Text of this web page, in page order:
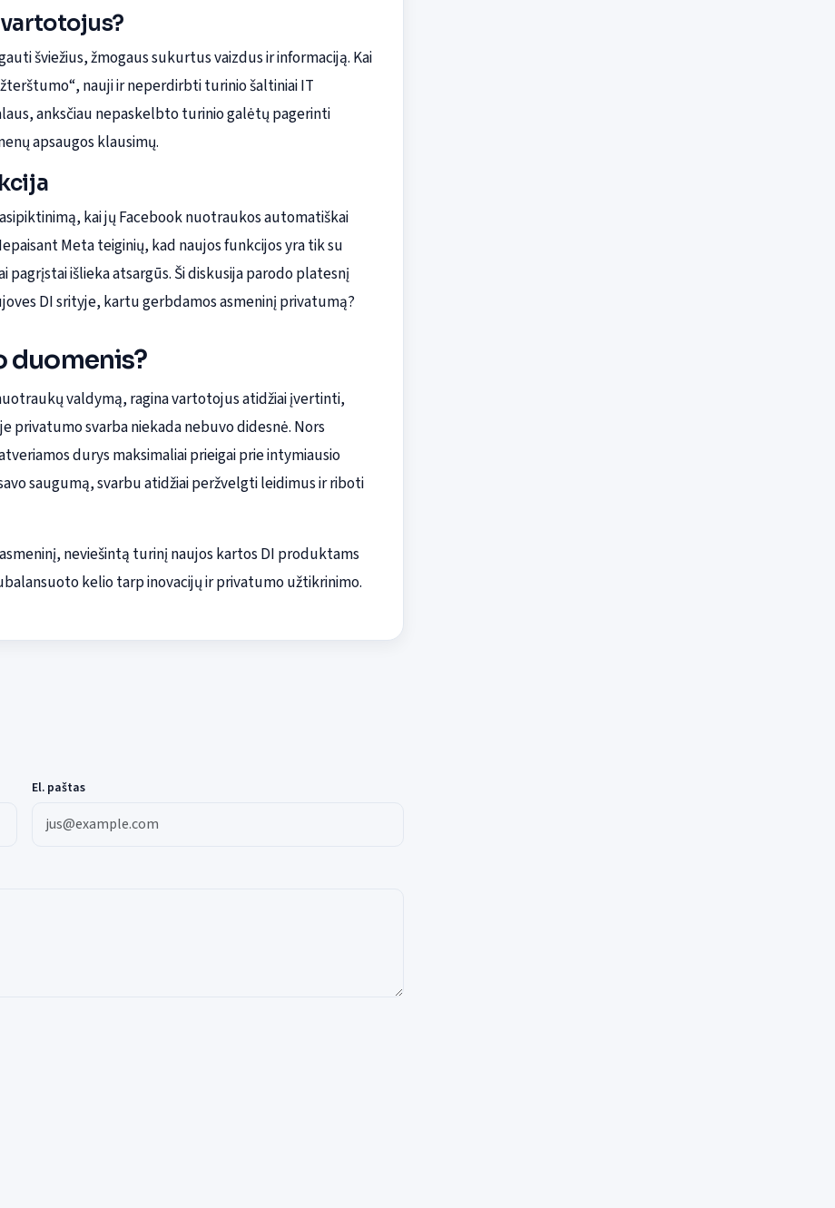
šviežius, žmogaus sukurtus vaizdus ir informaciją. Kai
nauji ir neperdirbti turinio šaltiniai IT
anksčiau nepaskelbto turinio galėtų pagerinti
apsaugos klausimų.
kai jų Facebook nuotraukos automatiškai
Meta teiginių, kad naujos funkcijos yra tik su
išlieka atsargūs. Ši diskusija parodo platesnį
DI srityje, kartu gerbdamos asmeninį privatumą?
duomenis?
valdymą, ragina vartotojus atidžiai įvertinti,
privatumo svarba niekada nebuvo didesnė. Nors
durys maksimaliai prieigai prie intymiausio
saugumą, svarbu atidžiai peržvelgti leidimus ir riboti
neviešintą turinį naujos kartos DI produktams
kelio tarp inovacijų ir privatumo užtikrinimo.
El. paštas